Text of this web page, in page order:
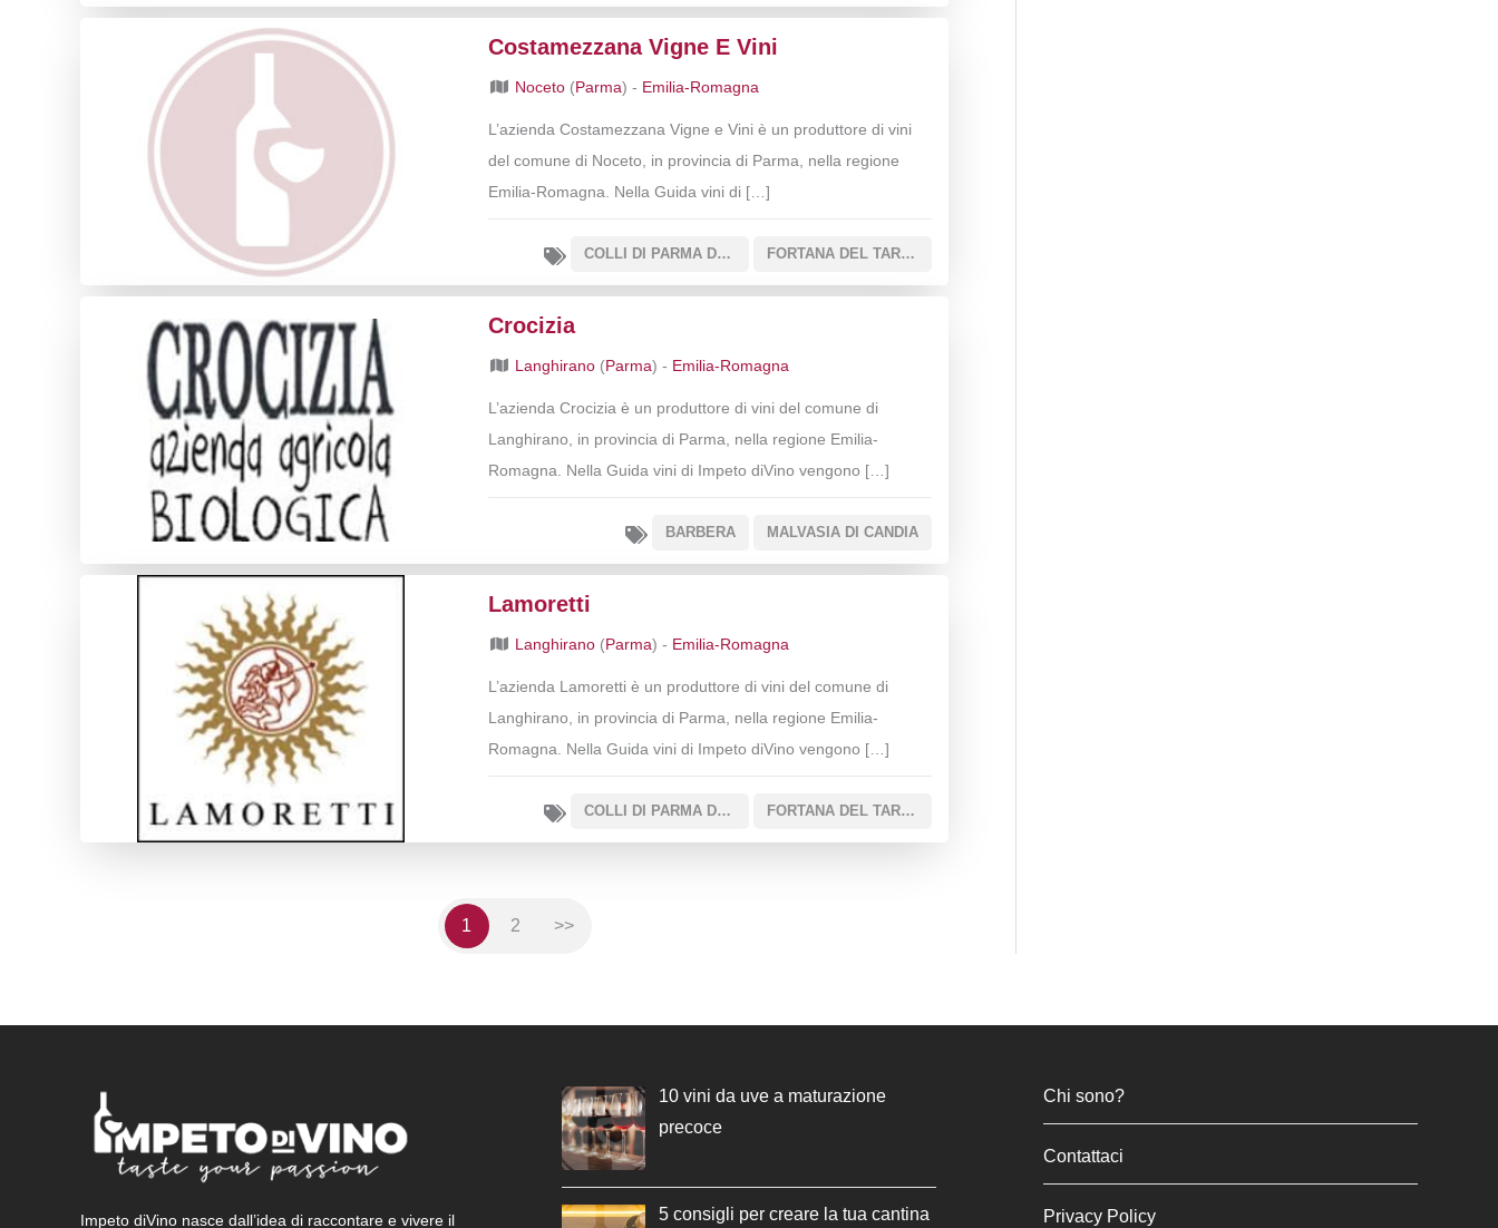
Costamezzana Vigne E Vini
Noceto (Parma) - Emilia-Romagna
L’azienda Costamezzana Vigne e Vini è un produttore di vini
del comune di Noceto, in provincia di Parma, nella regione
Emilia-Romagna. Nella Guida vini di […]
COLLI DI PARMA DOC FORTANA DEL TARO IGT
Crocizia
Langhirano (Parma) - Emilia-Romagna
L’azienda Crocizia è un produttore di vini del comune di
Langhirano, in provincia di Parma, nella regione Emilia-
Romagna. Nella Guida vini di Impeto diVino vengono […]
BARBERA MALVASIA DI CANDIA
Lamoretti
Langhirano (Parma) - Emilia-Romagna
L’azienda Lamoretti è un produttore di vini del comune di
Langhirano, in provincia di Parma, nella regione Emilia-
Romagna. Nella Guida vini di Impeto diVino vengono […]
COLLI DI PARMA DOC FORTANA DEL TARO IGT
1 2 >>
Impeto diVino nasce dall’idea di raccontare e vivere il
10 vini da uve a maturazione
precoce
5 consigli per creare la tua cantina
Chi sono?
Contattaci
Privacy Policy